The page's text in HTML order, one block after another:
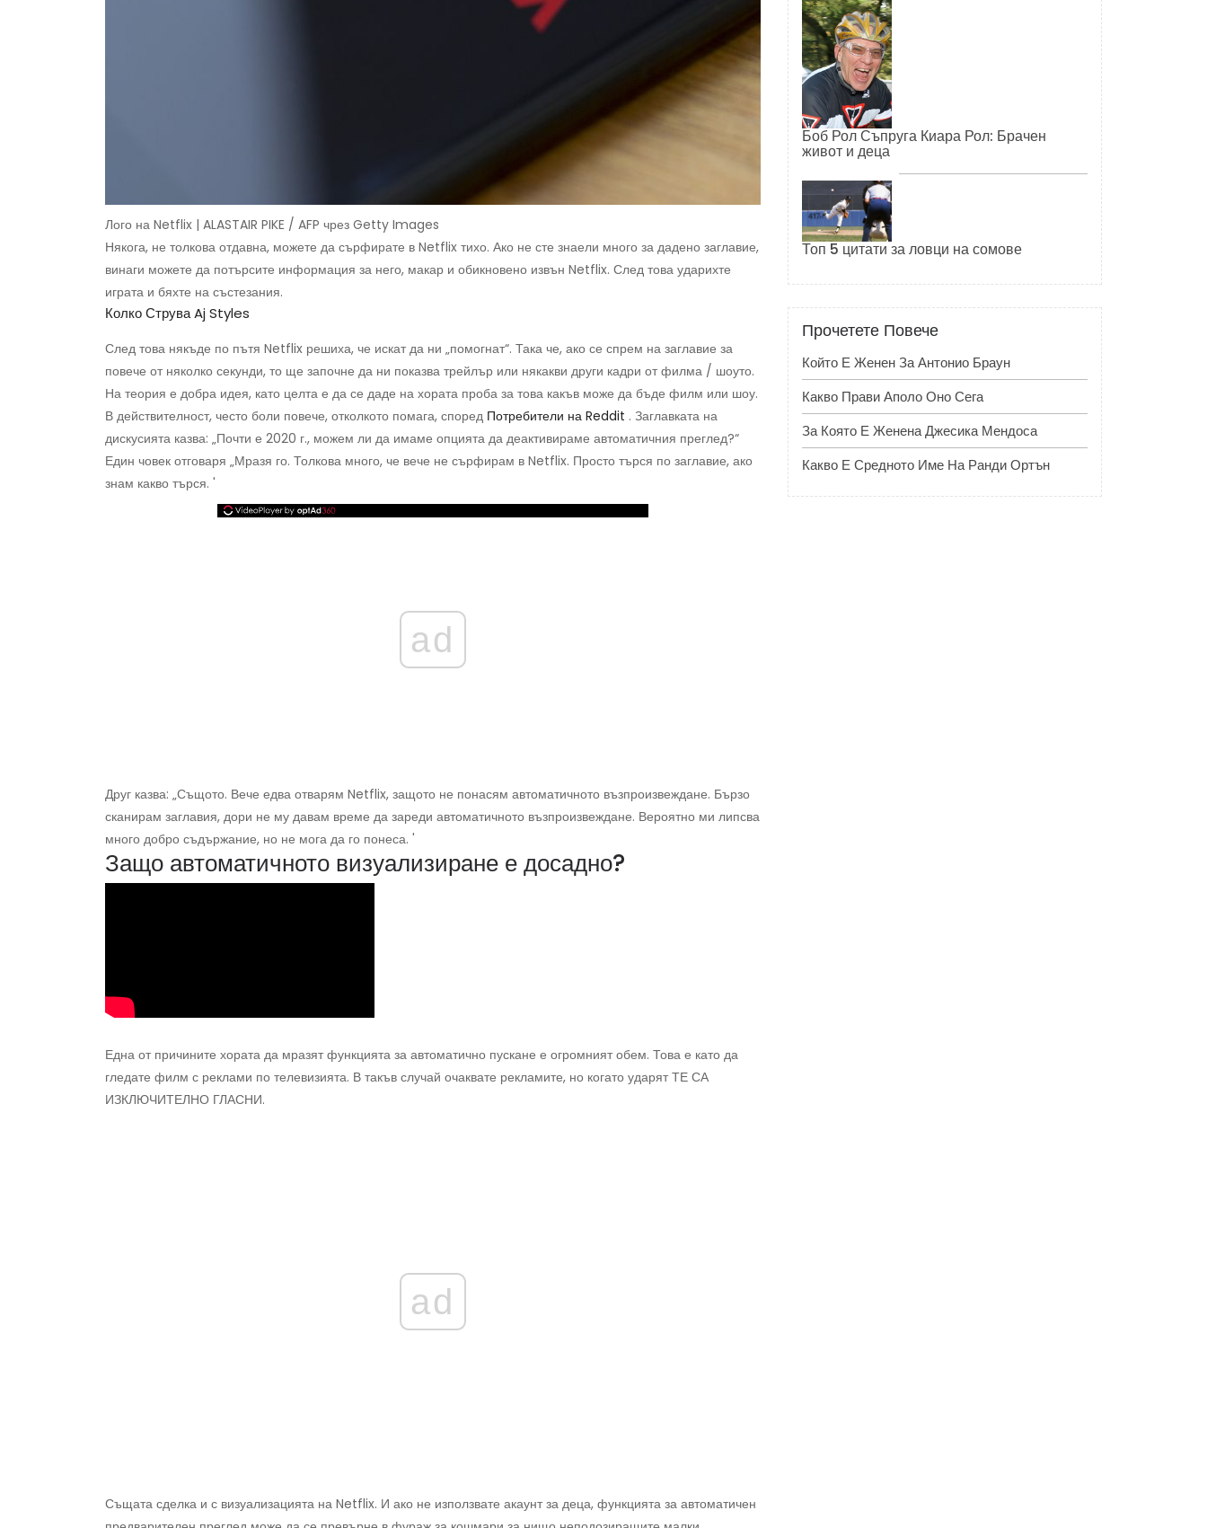
Лого на Netflix | ALASTAIR PIKE / AFP чрез Getty Images
Някога, не толкова отдавна, можете да сърфирате в Netflix тихо. Ако не сте знаели много за дадено заглавие,
винаги можете да потърсите информация за него, макар и обикновено извън Netflix. След това ударихте
играта и бяхте на състезания.
Колко Струва Aj Styles
След това някъде по пътя Netflix решиха, че искат да ни „помогнат“. Така че, ако се спрем на заглавие за
повече от няколко секунди, то ще започне да ни показва трейлър или някакви други кадри от филма / шоуто.
На теория е добра идея, като целта е да се даде на хората проба за това какъв може да бъде филм или шоу.
В действителност, често боли повече, отколкото помага, според Потребители на Reddit . Заглавката на
дискусията казва: „Почти е 2020 г., можем ли да имаме опцията да деактивираме автоматичния преглед?“
Един човек отговаря „Мразя го. Толкова много, че вече не сърфирам в Netflix. Просто търся по заглавие, ако
знам какво търся. '
ad
Друг казва: „Същото. Вече едва отварям Netflix, защото не понасям автоматичното възпроизвеждане. Бързо
сканирам заглавия, дори не му давам време да зареди автоматичното възпроизвеждане. Вероятно ми липсва
много добро съдържание, но не мога да го понеса. '
Защо автоматичното визуализиране е досадно?
Една от причините хората да мразят функцията за автоматично пускане е огромният обем. Това е като да
гледате филм с реклами по телевизията. В такъв случай очаквате рекламите, но когато ударят ТЕ СА
ИЗКЛЮЧИТЕЛНО ГЛАСНИ.
ad
Същата сделка и с визуализацията на Netflix. И ако не използвате акаунт за деца, функцията за автоматичен
Боб Рол Съпруга Киара Рол: Брачен
живот и деца
Топ 5 цитати за ловци на сомове
Прочетете Повече
Който Е Женен За Антонио Браун
Какво Прави Аполо Оно Сега
За Която Е Женена Джесика Мендоса
Какво Е Средното Име На Ранди Ортън